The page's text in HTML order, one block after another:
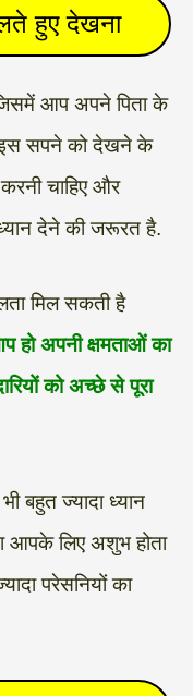
हुए देखना
आप अपने पिता के
सपने को देखने के
चाहिए और
देने की जरूरत है.
मिल सकती है
हो अपनी क्षमताओं का
को अच्छे से पूरा
बहुत ज्यादा ध्यान
आपके लिए अशुभ होता
परेसनियों का